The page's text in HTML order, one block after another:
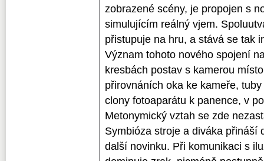
zobrazené scény, je propojen s
simulujícím reálný vjem.
přistupuje na hru, a stává se tak
Význam tohoto nového spojení
kresbách postav s kamerou
přirovnáních oka ke kameře,
clony fotoaparátu k panence, v
Metonymický vztah se zde
Symbióza stroje a diváka přináší
další novinku. Při komunikaci s